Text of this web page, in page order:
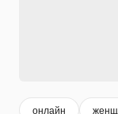
онлайн